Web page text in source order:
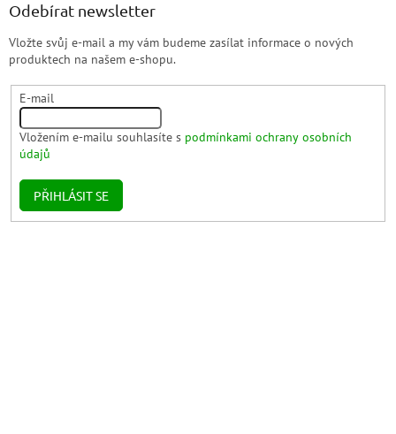
Odebírat newsletter
Vložte svůj e-mail a my vám budeme zasílat informace o nových
produktech na našem e-shopu.
E-mail
Vložením e-mailu souhlasíte s podmínkami ochrany osobních
údajů
PŘIHLÁSIT SE